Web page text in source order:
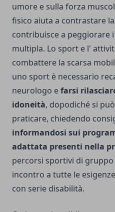
umore e sulla forza
fisico aiuta a contrastare
contribuisce a peggiorare
multipla. Lo sport e l'
combattere la scarsa
uno sport è necessario
neurologo efarsi
idoneità, dopodiché si
praticare, chiedendo
informandosi sui
adattata presenti nella
percorsi sportivi di
incontro a tutte le
con serie disabilità.